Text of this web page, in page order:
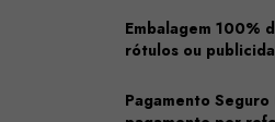
Embalagem 100%
rótulos ou
Pagamento